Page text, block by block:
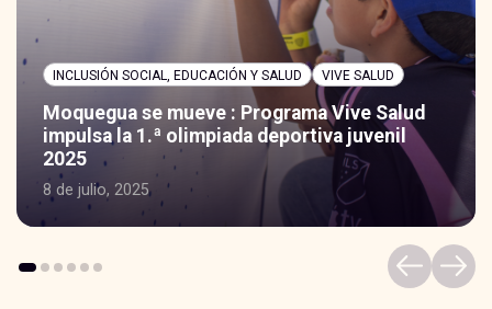
INCLUSIÓN SOCIAL, EDUCACIÓN Y SALUD VIVE SALUD
Moquegua se mueve : Programa Vive Salud
impulsa la 1.ª olimpiada deportiva juvenil
2025
8 de julio, 2025